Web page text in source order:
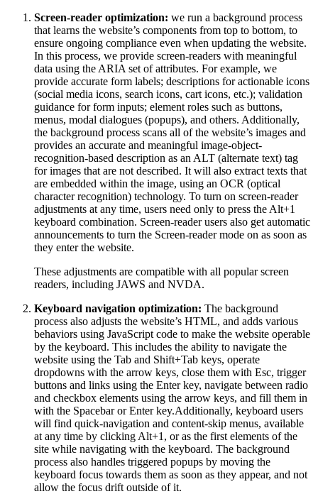
Screen-reader optimization: we run a background process
that learns the website’s components from top to bottom, to
ensure ongoing compliance even when updating the website.
In this process, we provide screen-readers with meaningful
data using the ARIA set of attributes. For example, we
provide accurate form labels; descriptions for actionable icons
(social media icons, search icons, cart icons, etc.); validation
guidance for form inputs; element roles such as buttons,
menus, modal dialogues (popups), and others. Additionally,
the background process scans all of the website’s images and
provides an accurate and meaningful image-object-
recognition-based description as an ALT (alternate text) tag
for images that are not described. It will also extract texts that
are embedded within the image, using an OCR (optical
character recognition) technology. To turn on screen-reader
adjustments at any time, users need only to press the Alt+1
keyboard combination. Screen-reader users also get automatic
announcements to turn the Screen-reader mode on as soon as
they enter the website.
These adjustments are compatible with all popular screen
readers, including JAWS and NVDA.
Keyboard navigation optimization: The background
process also adjusts the website’s HTML, and adds various
behaviors using JavaScript code to make the website operable
by the keyboard. This includes the ability to navigate the
website using the Tab and Shift+Tab keys, operate
dropdowns with the arrow keys, close them with Esc, trigger
buttons and links using the Enter key, navigate between radio
and checkbox elements using the arrow keys, and fill them in
with the Spacebar or Enter key.Additionally, keyboard users
will find quick-navigation and content-skip menus, available
at any time by clicking Alt+1, or as the first elements of the
site while navigating with the keyboard. The background
process also handles triggered popups by moving the
keyboard focus towards them as soon as they appear, and not
allow the focus drift outside of it.